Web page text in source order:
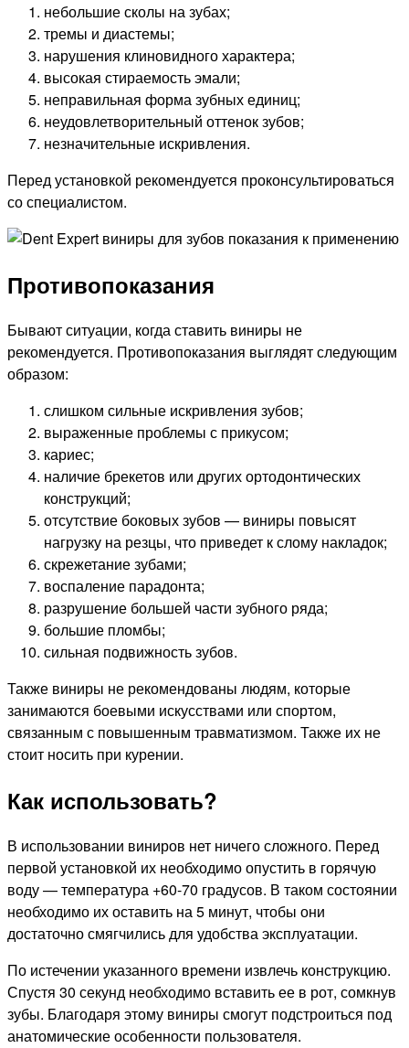
небольшие сколы на зубах;
тремы и диастемы;
нарушения клиновидного характера;
высокая стираемость эмали;
неправильная форма зубных единиц;
неудовлетворительный оттенок зубов;
незначительные искривления.
Перед установкой рекомендуется проконсультироваться
со специалистом.
Противопоказания
Бывают ситуации, когда ставить виниры не
рекомендуется. Противопоказания выглядят следующим
образом:
слишком сильные искривления зубов;
выраженные проблемы с прикусом;
кариес;
наличие брекетов или других ортодонтических
конструкций;
отсутствие боковых зубов — виниры повысят
нагрузку на резцы, что приведет к слому накладок;
скрежетание зубами;
воспаление парадонта;
разрушение большей части зубного ряда;
большие пломбы;
сильная подвижность зубов.
Также виниры не рекомендованы людям, которые
занимаются боевыми искусствами или спортом,
связанным с повышенным травматизмом. Также их не
стоит носить при курении.
Как использовать?
В использовании виниров нет ничего сложного. Перед
первой установкой их необходимо опустить в горячую
воду — температура +60-70 градусов. В таком состоянии
необходимо их оставить на 5 минут, чтобы они
достаточно смягчились для удобства эксплуатации.
По истечении указанного времени извлечь конструкцию.
Спустя 30 секунд необходимо вставить ее в рот, сомкнув
зубы. Благодаря этому виниры смогут подстроиться под
анатомические особенности пользователя.